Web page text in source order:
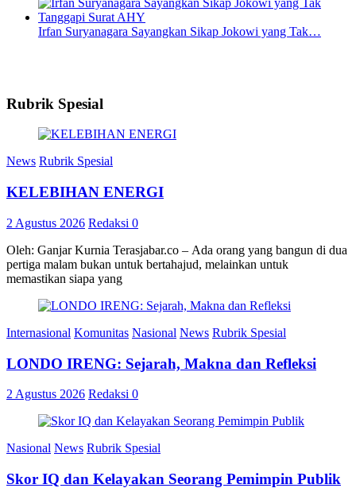
Irfan Suryanagara Sayangkan Sikap Jokowi yang Tak…
Rubrik Spesial
News Rubrik Spesial
KELEBIHAN ENERGI
2 Agustus 2026 Redaksi 0
Oleh: Ganjar Kurnia Terasjabar.co – Ada orang yang bangun di dua
pertiga malam bukan untuk bertahajud, melainkan untuk
memastikan siapa yang
Internasional Komunitas Nasional News Rubrik Spesial
LONDO IRENG: Sejarah, Makna dan Refleksi
2 Agustus 2026 Redaksi 0
Nasional News Rubrik Spesial
Skor IQ dan Kelayakan Seorang Pemimpin Publik